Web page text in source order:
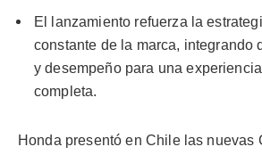
El lanzamiento refuerza la
constante de la marca, integrando
y desempeño para una
completa.
Honda presentó en Chile las nuevas